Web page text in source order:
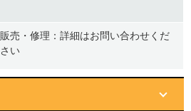
販売・修理：詳細はお問い合わせくだ
さい